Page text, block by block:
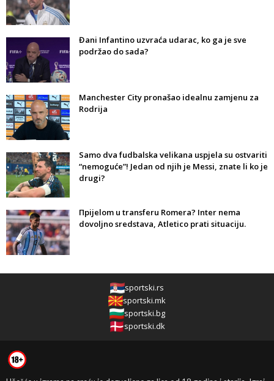
Đani Infantino uzvraća udarac, ko ga je sve
podržao do sada?
Manchester City pronašao idealnu zamjenu za
Rodrija
Samo dva fudbalska velikana uspjela su ostvariti
“nemoguće”! Jedan od njih je Messi, znate li ko je
drugi?
Прijelom u transferu Romera? Inter nema
dovoljno sredstava, Atletico prati situaciju.
sportski.rs
sportski.mk
sportski.bg
sportski.dk